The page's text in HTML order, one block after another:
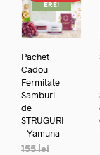
ERE!
Pachet
Cadou
Fermitate
Samburi
de
STRUGURI
– Yamuna
155lei